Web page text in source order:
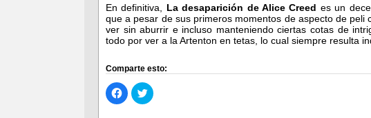
En definitiva, La desaparición de Alice Creed es un
que a pesar de sus primeros momentos de aspecto de peli
ver sin aburrir e incluso manteniendo ciertas cotas de
todo por ver a la Artenton en tetas, lo cual siempre resulta
Comparte esto:
Haz
clic
para
Haz
clic